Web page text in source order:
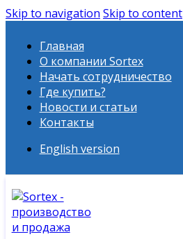
Skip to navigation Skip to content
Главная
О компании Sortex
Начать сотрудничество
Где купить?
Новости и статьи
Контакты
English version